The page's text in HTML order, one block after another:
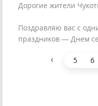
Дорогие жители
Поздравляю вас с
праздников — Днем
‹ 5 6